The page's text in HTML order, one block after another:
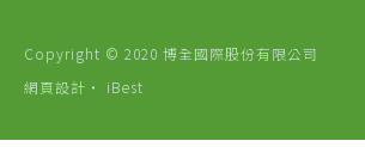
Copyright © 2020 博全國際股份有限公司
網頁設計 ‧ iBest